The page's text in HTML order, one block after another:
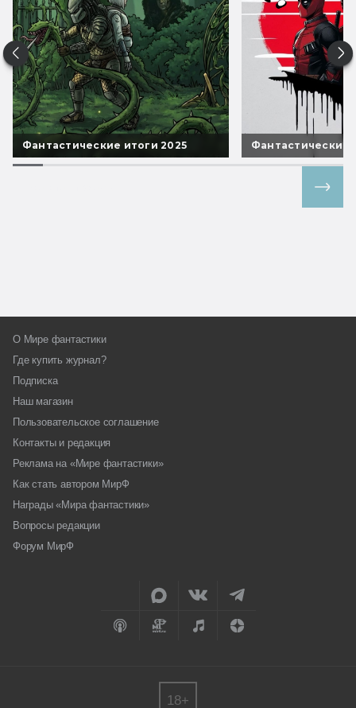
Фантастические итоги 2025 Фантастические
О Мире фантастики
Где купить журнал?
Подписка
Наш магазин
Пользовательское соглашение
Контакты и редакция
Реклама на «Мире фантастики»
Как стать автором МирФ
Награды «Мира фантастики»
Вопросы редакции
Форум МирФ
18+